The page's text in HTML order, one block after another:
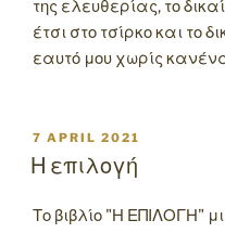
της ελευθερίας, το
έτσι στο τσίρκο και το
εαυτό μου χωρίς
POSTED
ON
7 APRIL 2021
Η επιλογή
Το βιβλίο "Η ΕΠΙΛΟΓΗ"